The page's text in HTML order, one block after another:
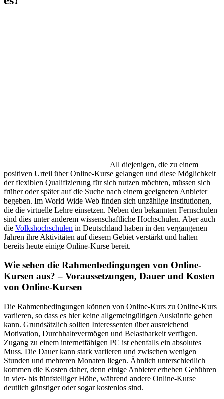
All diejenigen, die zu einem
positiven Urteil über Online-Kurse gelangen und diese Möglichkeit
der flexiblen Qualifizierung für sich nutzen möchten, müssen sich
früher oder später auf die Suche nach einem geeigneten Anbieter
begeben. Im World Wide Web finden sich unzählige Institutionen,
die die virtuelle Lehre einsetzen. Neben den bekannten Fernschulen
sind dies unter anderem wissenschaftliche Hochschulen. Aber auch
die Volkshochschulen in Deutschland haben in den vergangenen
Jahren ihre Aktivitäten auf diesem Gebiet verstärkt und halten
bereits heute einige Online-Kurse bereit.
Wie sehen die Rahmenbedingungen von Online-
Kursen aus? – Voraussetzungen, Dauer und Kosten
von Online-Kursen
Die Rahmenbedingungen können von Online-Kurs zu Online-Kurs
variieren, so dass es hier keine allgemeingültigen Auskünfte geben
kann. Grundsätzlich sollten Interessenten über ausreichend
Motivation, Durchhaltevermögen und Belastbarkeit verfügen.
Zugang zu einem internetfähigen PC ist ebenfalls ein absolutes
Muss. Die Dauer kann stark variieren und zwischen wenigen
Stunden und mehreren Monaten liegen. Ähnlich unterschiedlich
kommen die Kosten daher, denn einige Anbieter erheben Gebühren
in vier- bis fünfstelliger Höhe, während andere Online-Kurse
deutlich günstiger oder sogar kostenlos sind.